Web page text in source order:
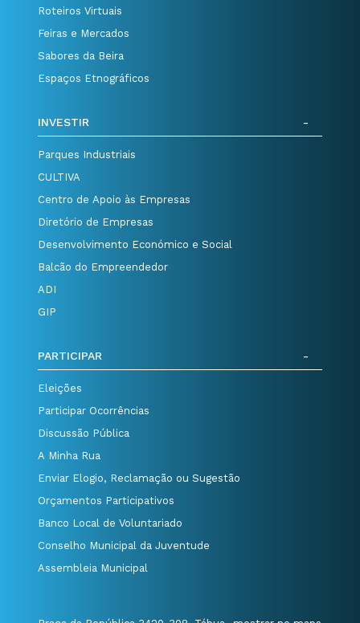
Roteiros Virtuais
Feiras e Mercados
Sabores da Beira
Espaços Etnográficos
INVESTIR
Parques Industriais
CULTIVA
Centro de Apoio às Empresas
Diretório de Empresas
Desenvolvimento Económico e Social
Balcão do Empreendedor
ADI
GIP
PARTICIPAR
Eleições
Participar Ocorrências
Discussão Pública
A Minha Rua
Enviar Elogio, Reclamação ou Sugestão
Orçamentos Participativos
Banco Local de Voluntariado
Conselho Municipal da Juventude
Assembleia Municipal